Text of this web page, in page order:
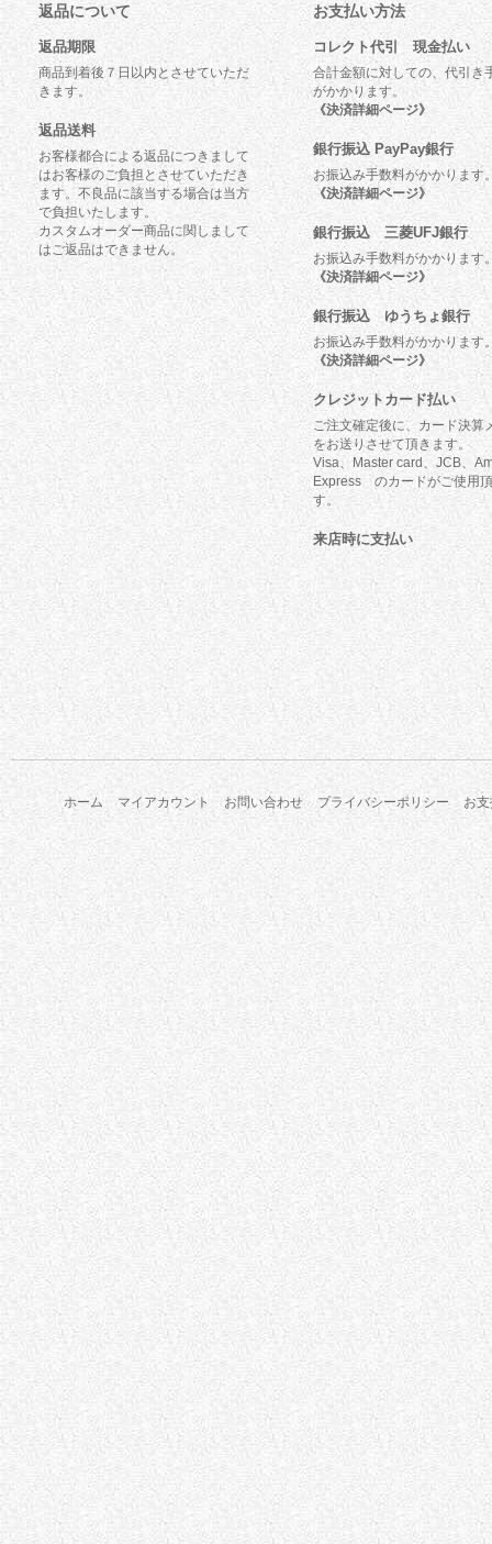
返品について
返品期限
商品到着後７日以内とさせていただ
きます。
返品送料
お客様都合による返品につきまして
はお客様のご負担とさせていただき
ます。不良品に該当する場合は当方
で負担いたします。
カスタムオーダー商品に関しまして
はご返品はできません。
お支払い方法
コレクト代引 現金払い
合計金額に対しての、代引き
がかかります。
《決済詳細ページ》
銀行振込 PayPay銀行
お振込み手数料がかかります
《決済詳細ページ》
銀行振込 三菱UFJ銀行
お振込み手数料がかかります
《決済詳細ページ》
銀行振込 ゆうちょ銀行
お振込み手数料がかかります
《決済詳細ページ》
クレジットカード払い
ご注文確定後に、カード決算
をお送りさせて頂きます。
Visa、Master card、JCB、
Express のカードがご使用
す。
来店時に支払い
ホーム マイアカウント お問い合わせ プライバシーポリシー お